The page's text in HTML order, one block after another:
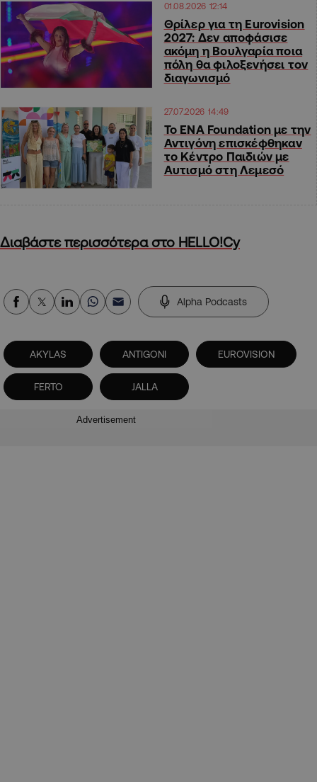
01.08.2026 12:14
Θρίλερ για τη Eurovision
2027: Δεν αποφάσισε
ακόμη η Βουλγαρία ποια
πόλη θα φιλοξενήσει τον
διαγωνισμό
27.07.2026 14:49
Το ENA Foundation με την
Αντιγόνη επισκέφθηκαν
το Κέντρο Παιδιών με
Αυτισμό στη Λεμεσό
Διαβάστε περισσότερα στο HELLO!Cy
Alpha Podcasts
AKYLAS ANTIGONI EUROVISION
FERTO JALLA
Advertisement